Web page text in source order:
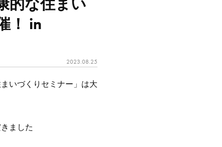
的な住まい
！ in
2023.08.25
いづくりセミナー」は大
ました